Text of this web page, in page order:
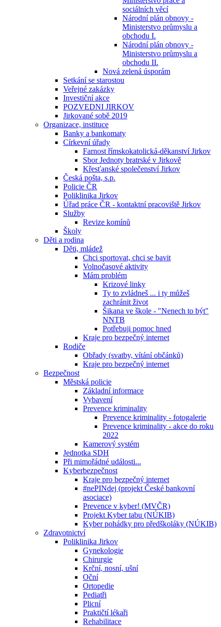
sociálních věcí
Národní plán obnovy -
Ministerstvo průmyslu a
obchodu I.
Národní plán obnovy -
Ministerstvo průmyslu a
obchodu II.
Nová zelená úsporám
Setkání se starostou
Veřejné zakázky
Investiční akce
POZVEDNI JIRKOV
Jirkované sobě 2019
Organizace, instituce
Banky a bankomaty
Církevní úřady
Farnost římskokatolická-děkanství Jirkov
Sbor Jednoty bratrské v Jirkově
Křesťanské společenství Jirkov
Česká pošta, s.p.
Policie ČR
Poliklinika Jirkov
Úřad práce ČR - kontaktní pracoviště Jirkov
Služby
Revize komínů
Školy
Děti a rodina
Děti, mládež
Chci sportovat, chci se bavit
Volnočasové aktivity
Mám problém
Krizové linky
Ty to zvládneš ... i ty můžeš
zachránit život
Šikana ve škole - "Nenech to být"
NNTB
Potřebuji pomoc hned
Kraje pro bezpečný internet
Rodiče
Obřady (svatby, vítání občánků)
Kraje pro bezpečný internet
Bezpečnost
Městská policie
Základní informace
Vybavení
Prevence kriminality
Prevence kriminality - fotogalerie
Prevence kriminality - akce do roku
2022
Kamerový systém
Jednotka SDH
Při mimořádné události...
Kyberbezpečnost
Kraje pro bezpečný internet
#nePINdej (projekt České bankovní
asociace)
Prevence v kyber! (MVČR)
Projekt Kyber tabu (NÚKIB)
Kyber pohádky pro předškoláky (NÚKIB)
Zdravotnictví
Poliklinika Jirkov
Gynekologie
Chirurgie
Krční, nosní, ušní
Oční
Ortopedie
Pediatři
Plicní
Praktičtí lékaři
Rehabilitace